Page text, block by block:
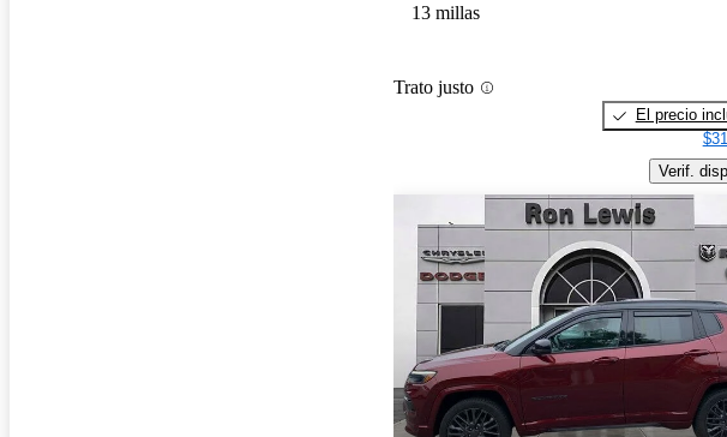
13 millas
Trato justo
El precio
Verif.